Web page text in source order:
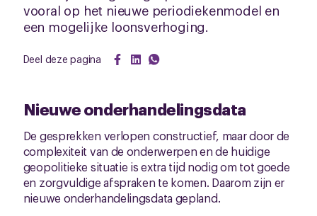
vooral op het nieuwe periodiekenmodel en
een mogelijke loonsverhoging.
Deel deze pagina
Nieuwe onderhandelingsdata
De gesprekken verlopen constructief, maar door de
complexiteit van de onderwerpen en de huidige
geopolitieke situatie is extra tijd nodig om tot goede
en zorgvuldige afspraken te komen. Daarom zijn er
nieuwe onderhandelingsdata gepland.